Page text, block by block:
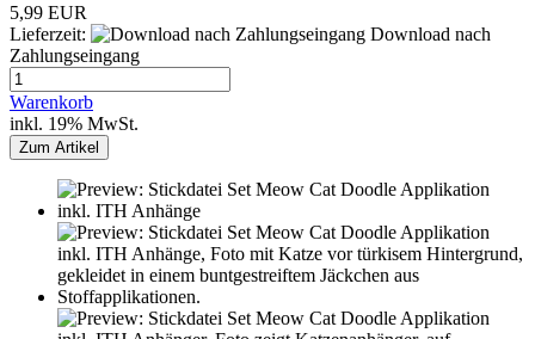
5,99 EUR
Lieferzeit:
Download nach
Zahlungseingang
Warenkorb
inkl. 19% MwSt.
Zum Artikel